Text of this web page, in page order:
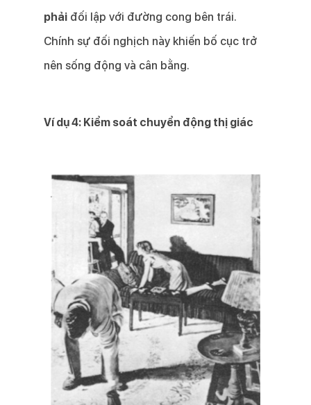
phảiđối lập với đường cong bên trái.
Chính sự đối nghịch này khiến bố cục trở
nên sống động và cân bằng.
Ví dụ 4: Kiểm soát chuyển động thị giác